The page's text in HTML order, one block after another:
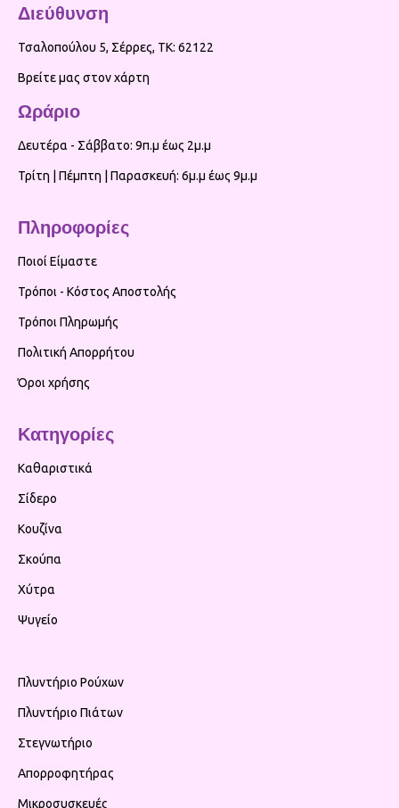
Διεύθυνση
Τσαλοπούλου 5, Σέρρες, ΤΚ: 62122
Βρείτε μας στον χάρτη
Ωράριο
Δευτέρα - Σάββατο: 9π.μ έως 2μ.μ
Τρίτη | Πέμπτη | Παρασκευή: 6μ.μ έως 9μ.μ
Πληροφορίες
Ποιοί Είμαστε
Τρόποι - Κόστος Αποστολής
Τρόποι Πληρωμής
Πολιτική Απορρήτου
Όροι χρήσης
Κατηγορίες
Καθαριστικά
Σίδερο
Κουζίνα
Σκούπα
Χύτρα
Ψυγείο
Πλυντήριο Ρούχων
Πλυντήριο Πιάτων
Στεγνωτήριο
Απορροφητήρας
Μικροσυσκευές